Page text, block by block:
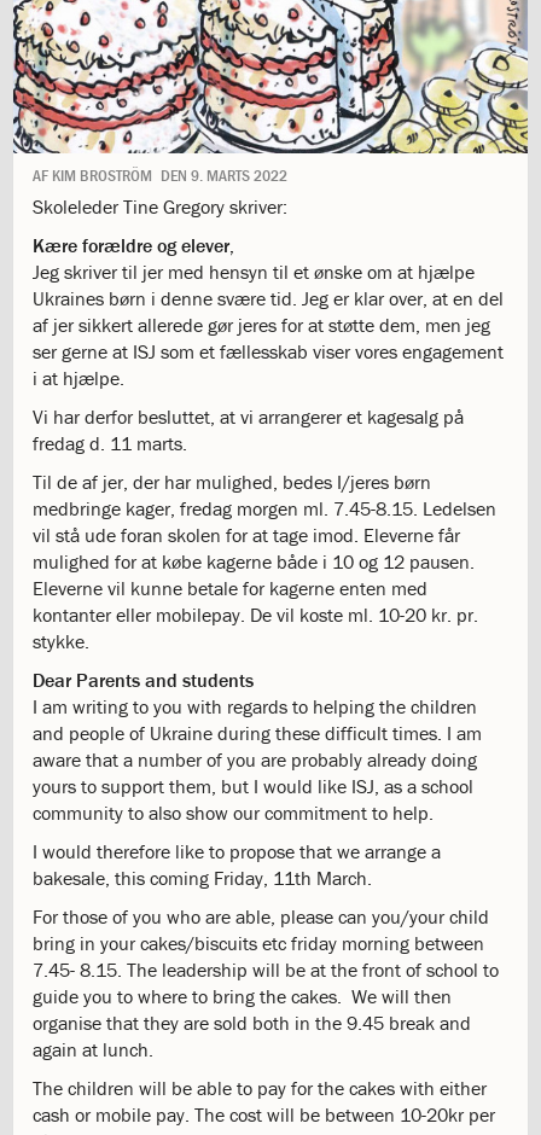
days
of
giving
1.12:
Let
1.13:
Move
it!
1.14:
Ucycle
We
cycle
Recycle
1.15:
Historie
Institut
Jeanne
d’Arc
1.17:
Markering
af
katastrofen
på
Institut
1.18:
Bestyrelsen
1.19:
Ledelsen
1.20:
Ledelsen
1.21:
Forældrerådet
1.22:
Forældrerådet
1.23:
Referat
forældreråd
1.24:
Vedtægter
1.25:
Demokrati
folkestyre
1.26:
Jobopslag
1.27:
Optagelse
1.28:
og
langt
AF KIM BROSTRÖM DEN 9. MARTS 2022
Skoleleder Tine Gregory skriver:
Kære forældre og elever,
Jeg skriver til jer med hensyn til et ønske om at hjælpe
Ukraines børn i denne svære tid. Jeg er klar over, at en del
af jer sikkert allerede gør jeres for at støtte dem, men jeg
ser gerne at ISJ som et fællesskab viser vores engagement
i at hjælpe.
Vi har derfor besluttet, at vi arrangerer et kagesalg på
fredag d. 11 marts.
Til de af jer, der har mulighed, bedes I/jeres børn
medbringe kager, fredag morgen ml. 7.45-8.15. Ledelsen
vil stå ude foran skolen for at tage imod. Eleverne får
mulighed for at købe kagerne både i 10 og 12 pausen.
Eleverne vil kunne betale for kagerne enten med
kontanter eller mobilepay. De vil koste ml. 10-20 kr. pr.
stykke.
Dear Parents and students
I am writing to you with regards to helping the children
and people of Ukraine during these difficult times. I am
aware that a number of you are probably already doing
yours to support them, but I would like ISJ, as a school
community to also show our commitment to help.
I would therefore like to propose that we arrange a
bakesale, this coming Friday, 11th March.
For those of you who are able, please can you/your child
bring in your cakes/biscuits etc friday morning between
7.45- 8.15. The leadership will be at the front of school to
guide you to where to bring the cakes. We will then
organise that they are sold both in the 9.45 break and
again at lunch.
The children will be able to pay for the cakes with either
cash or mobile pay. The cost will be between 10-20kr per